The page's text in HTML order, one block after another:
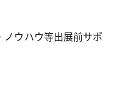
ウハウ等出展前サポ